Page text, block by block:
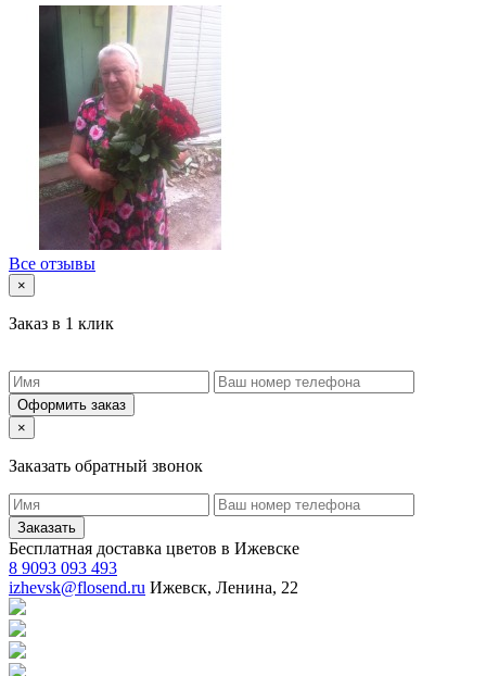
Все отзывы
×
Заказ в 1 клик
Оформить заказ
×
Заказать обратный звонок
Заказать
Бесплатная доставка цветов в Ижевске
8 9093 093 493
izhevsk@flosend.ru Ижевск, Ленина, 22